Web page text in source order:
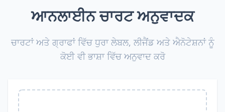
ਆਨਲਾਈਨ ਚਾਰਟ ਅਨੁਵਾਦਕ
ਚਾਰਟਾਂ ਅਤੇ ਗ੍ਰਾਫਾਂ ਵਿੱਚ ਧੁਰਾ ਲੇਬਲ, ਲੀਜੈਂਡ ਅਤੇ ਐਨੋਟੇਸ਼ਨਾਂ ਨੂੰ
ਕੋਈ ਵੀ ਭਾਸ਼ਾ ਵਿੱਚ ਅਨੁਵਾਦ ਕਰੋ